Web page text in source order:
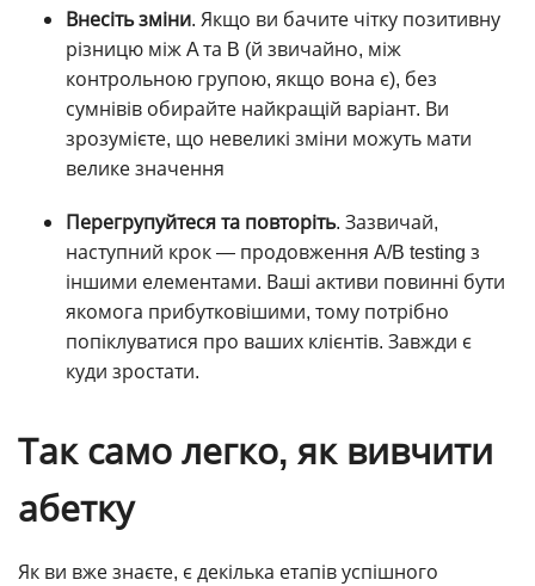
Внесіть зміни. Якщо ви бачите чітку позитивну
різницю між A та B (й звичайно, між
контрольною групою, якщо вона є), без
сумнівів обирайте найкращій варіант. Ви
зрозумієте, що невеликі зміни можуть мати
велике значення
Перегрупуйтеся та повторіть. Зазвичай,
наступний крок — продовження A/B testing з
іншими елементами. Ваші активи повинні бути
якомога прибутковішими, тому потрібно
попіклуватися про ваших клієнтів. Завжди є
куди зростати.
Так само легко, як вивчити
абетку
Як ви вже знаєте, є декілька етапів успішного